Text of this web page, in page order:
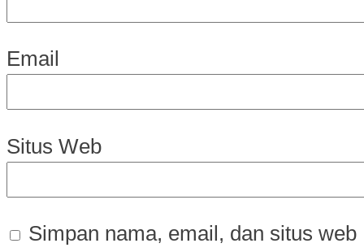
Email
Situs Web
Simpan nama, email, dan situs web